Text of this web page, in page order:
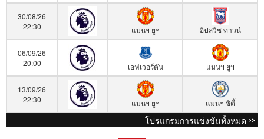
30/08/26
22:30
แมนฯ ยูฯ อิปสวิช ทาวน์
06/09/26
20:00
เอฟเวอร์ตัน แมนฯ ยูฯ
13/09/26
22:30
แมนฯ ยูฯ แมนฯ ซิตี้
โปรแกรมการแข่งขันทั้งหมด >>